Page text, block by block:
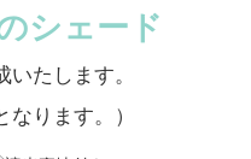
シェード
たします。
なります。）